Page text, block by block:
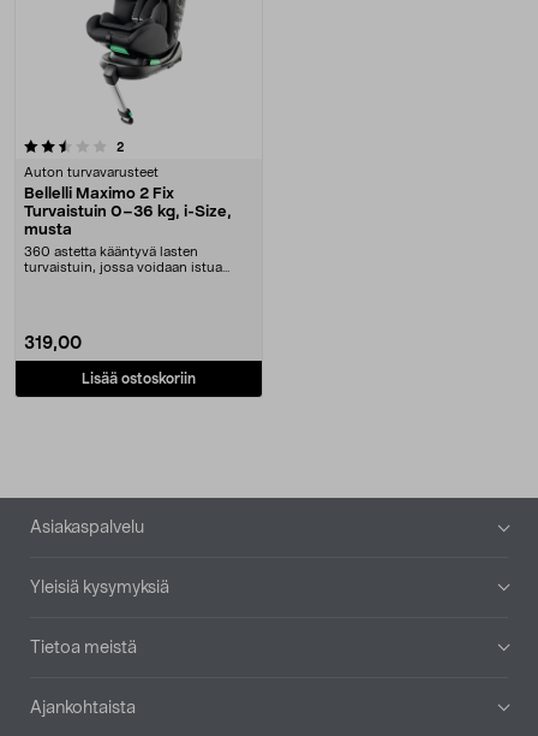
2arvostelut
Auton turvavarusteet
Bellelli Maximo 2 Fix
Turvaistuin 0–36 kg, i-Size,
musta
360 astetta kääntyvä lasten
turvaistuin, jossa voidaan istua
319,00
Lisää ostoskoriin
Alatunniste
Asiakaspalvelu
Yleisiä kysymyksiä
Tietoa meistä
Ajankohtaista